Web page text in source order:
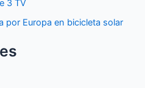
3 TV
por Europa en bicicleta solar